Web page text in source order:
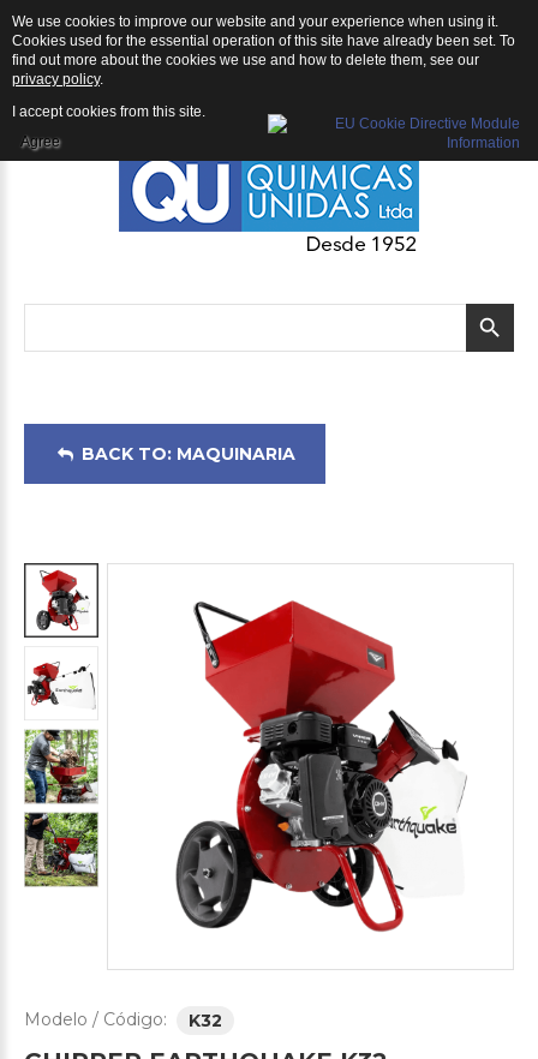
BACK TO: MAQUINARIA
Modelo / Código: K32
We use cookies to improve our website and your experience when using it.
Cookies used for the essential operation of this site have already been set. To
find out more about the cookies we use and how to delete them, see our
privacy policy.
I accept cookies from this site.
Agree
Maquinaria: CHIPPER EARTHQUAKE K32